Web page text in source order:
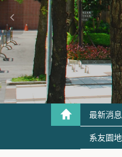
最新消息
系友園地